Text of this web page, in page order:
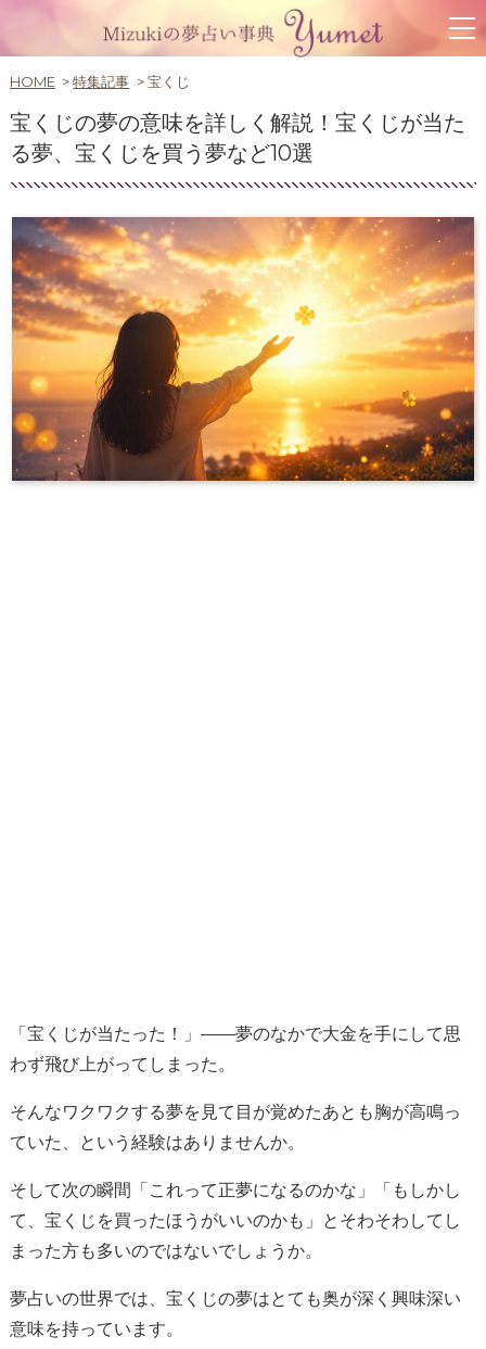
HOME 特集記事 宝くじ
宝くじの夢の意味を詳しく解説！宝くじが当た
る夢、宝くじを買う夢など10選
「宝くじが当たった！」——夢のなかで大金を手にして思
わず飛び上がってしまった。
そんなワクワクする夢を見て目が覚めたあとも胸が高鳴っ
ていた、という経験はありませんか。
そして次の瞬間「これって正夢になるのかな」「もしかし
て、宝くじを買ったほうがいいのかも」とそわそわしてし
まった方も多いのではないでしょうか。
夢占いの世界では、宝くじの夢はとても奥が深く興味深い
意味を持っています。